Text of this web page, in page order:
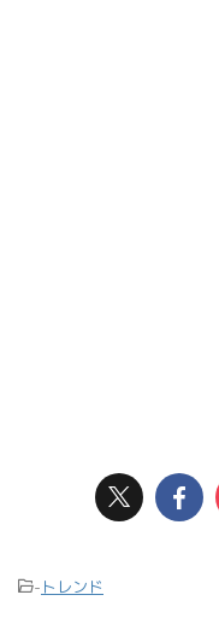
- トレンド